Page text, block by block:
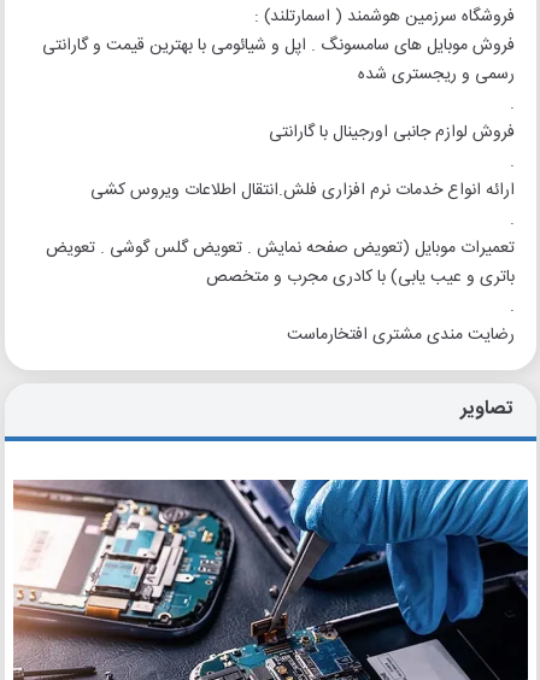
فروشگاه سرزمین هوشمند ( اسمارتلند) :
فروش موبایل های سامسونگ . اپل و شیائومی با بهترین قیمت و گارانتی
رسمی و ریجستری شده
.
فروش لوازم جانبی اورجینال با گارانتی
.
ارائه انواع خدمات نرم افزاری فلش.انتقال اطلاعات ویروس کشی
.
تعمیرات موبایل (تعویض صفحه نمایش . تعویض گلس گوشی . تعویض
باتری و عیب یابی) با کادری مجرب و متخصص
.
رضایت مندی مشتری افتخارماست
تصاویر